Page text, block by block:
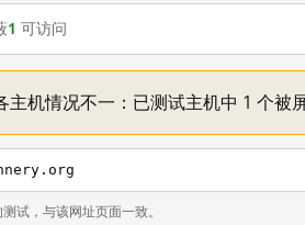
1 可访问
机情况不一：已测试主机中 1 个被
试，与该网址页面一致。